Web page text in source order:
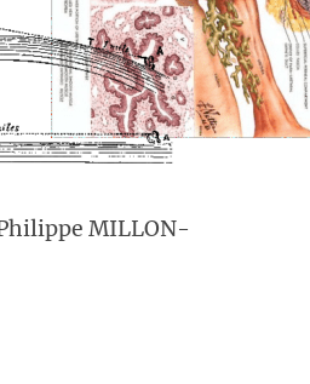
MILLON-